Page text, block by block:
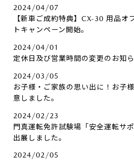
2024/04/07
【新車ご成約特典】CX-30 用品オ
トキャンペーン開始。
2024/04/01
定休日及び営業時間の変更のお知
2024/03/05
お子様・ご家族の思い出に！お子
意しました。
2024/02/23
門真運転免許試験場「安全運転サ
出展しました。
2024/02/05